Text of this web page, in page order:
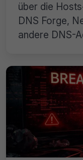
über die
DNS Forge,
andere DNS-